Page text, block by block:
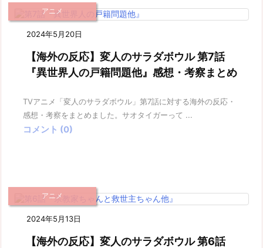
2024年5月20日
アニメ
【海外の反応】変人のサラダボウル 第7話
『異世界人の戸籍問題他』感想・考察まとめ
TVアニメ「変人のサラダボウル」第7話に対する海外の反応・
感想・考察をまとめました。サオタイガーって ...
コメント (0)
2024年5月13日
アニメ
【海外の反応】変人のサラダボウル 第6話